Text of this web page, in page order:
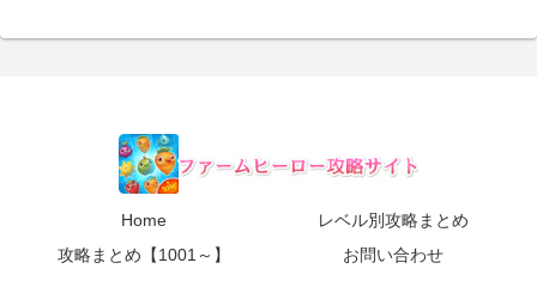
Home
レベル別攻略まとめ
攻略まとめ【1001～】
お問い合わせ